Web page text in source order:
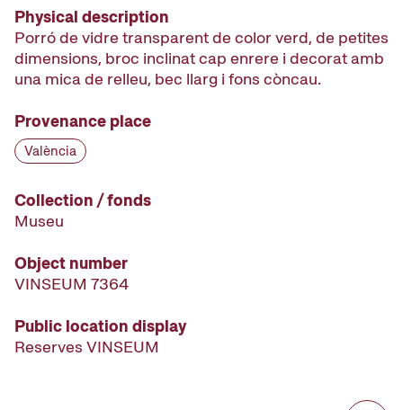
Physical description
Porró de vidre transparent de color verd, de petites
dimensions, broc inclinat cap enrere i decorat amb
una mica de relleu, bec llarg i fons còncau.
Provenance place
València
Collection / fonds
Museu
Object number
VINSEUM 7364
Public location display
Reserves VINSEUM